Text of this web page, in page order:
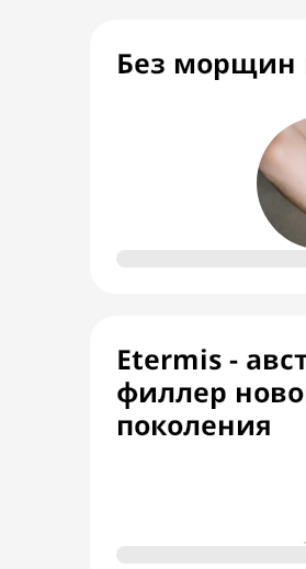
Без морщин
Etermis -
филлер
поколения